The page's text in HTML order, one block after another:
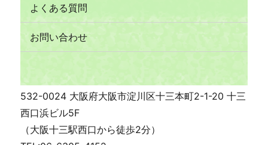
よくある質問
お問い合わせ
532-0024 大阪府大阪市淀川区十三本町2-1-20 十三
西口浜ビル5F
（大阪十三駅西口から徒歩2分）